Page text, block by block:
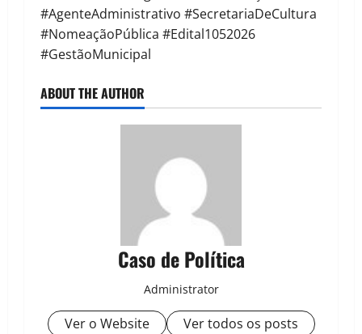
#AgenteAdministrativo #SecretariaDeCultura
#NomeaçãoPública #Edital1052026
#GestãoMunicipal
ABOUT THE AUTHOR
Caso de Política
Administrator
Ver o Website Ver todos os posts